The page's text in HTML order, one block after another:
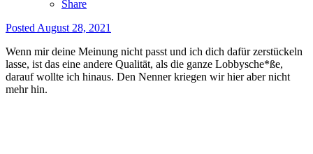
Share
Posted August 28, 2021
Wenn mir deine Meinung nicht passt und ich dich dafür zerstückeln
lasse, ist das eine andere Qualität, als die ganze Lobbysche*ße,
darauf wollte ich hinaus. Den Nenner kriegen wir hier aber nicht
mehr hin.